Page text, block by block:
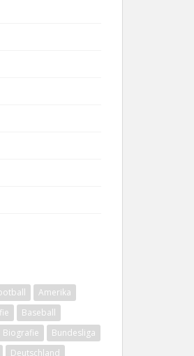
Amerika
Baseball
Biografie
Bundesliga
Deutschland